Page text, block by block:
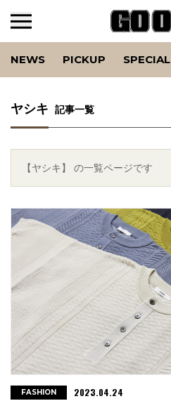
NEWS PICKUP SPECIAL
ヤシキ 記事一覧
【ヤシキ】 の一覧ページです
FASHION 2023.04.24